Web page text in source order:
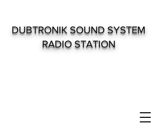
DUBTRONIK SOUND SYSTEM
RADIO STATION